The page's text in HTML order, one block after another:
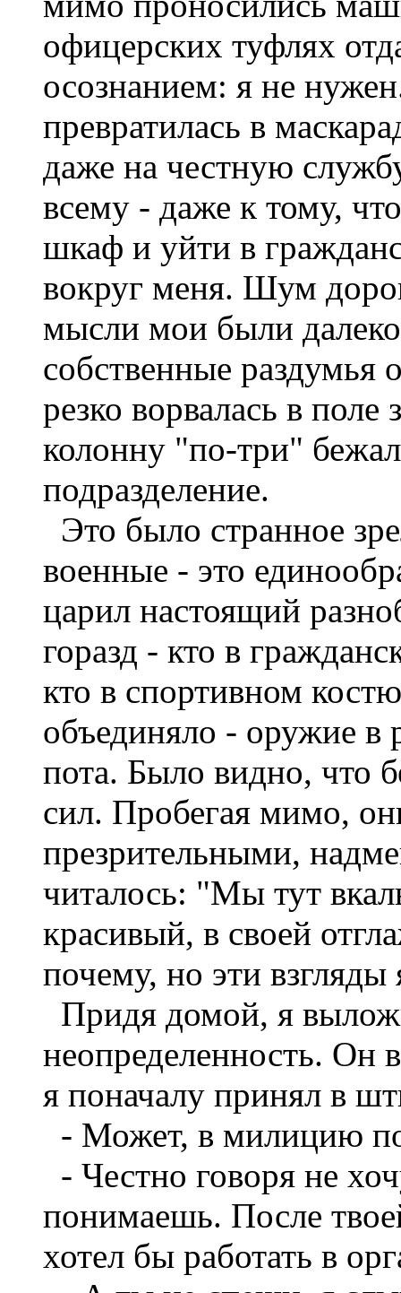
офицерских туфлях
осознанием: я не
превратилась в
даже на честную
всему - даже к тому,
шкаф и уйти в
вокруг меня. Шум
мысли мои были
собственные раздумья
резко ворвалась в
колонну "по-три"
подразделение.
Это было странное
военные - это
царил настоящий
горазд - кто в
кто в спортивном
объединяло - оружие в
пота. Было видно, что
сил. Пробегая мимо,
презрительными,
читалось: "Мы тут
красивый, в своей
почему, но эти взгляды
Придя домой, я
неопределенность. Он
я поначалу принял в
- Может, в милицию
- Честно говоря не
понимаешь. После
хотел бы работать в